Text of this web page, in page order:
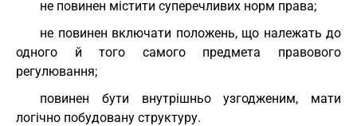
не повинен містити суперечливих норм права;
не повинен включати положень, що належать до
одного й того самого предмета правового
регулювання;
повинен бути внутрішньо узгодженим, мати
логічно побудовану структуру.